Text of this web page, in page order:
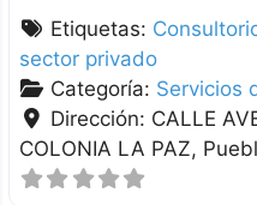
Etiquetas:
sector privado
Categoría: Servicios
Dirección: CALLE
COLONIA LA PAZ